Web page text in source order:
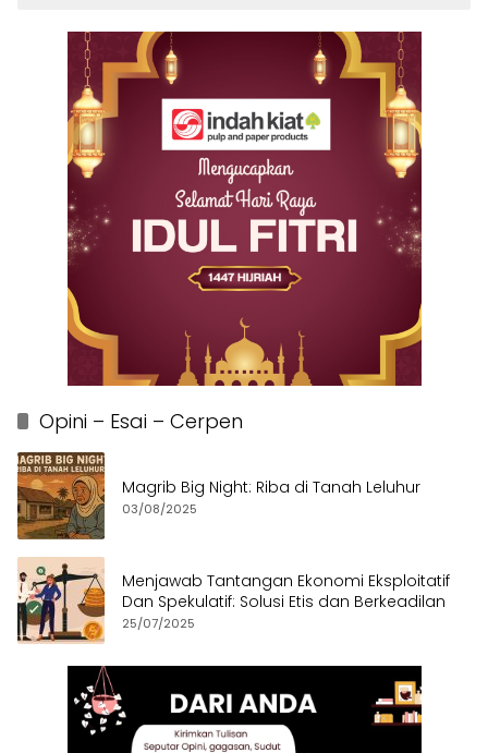
Opini – Esai – Cerpen
Magrib Big Night: Riba di Tanah Leluhur
03/08/2025
Menjawab Tantangan Ekonomi Eksploitatif
Dan Spekulatif: Solusi Etis dan Berkeadilan
25/07/2025